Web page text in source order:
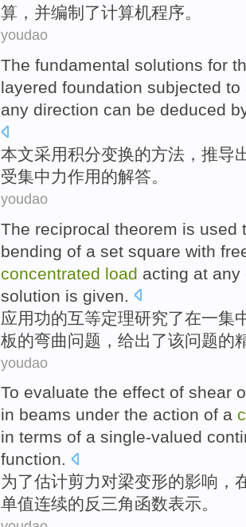
算，并编制 了计算机程序。
youdao
The fundamental solutions for
layered foundation subjected
any direction can be deduced
本文采用积分变换的方法 ， 推导
受集中力作用的解答。
youdao
The reciprocal theorem is used
bending of a set square with
concentrated load acting at any
solution is given
应用功的互等定理研究了在一集
板的弯曲问题 ，给出了该问题的
youdao
To evaluate the effect of shear
in beams under the action of a
in terms of a single-valued
function.
为了估计剪力对梁变形的影响 ，
单值连续的反三角函数表示。